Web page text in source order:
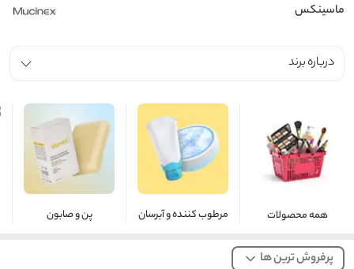
ماسینکس
درباره برند
همه محصولات مرطوب کننده و آبرسان پن و صابون
پرفروش ترین ها